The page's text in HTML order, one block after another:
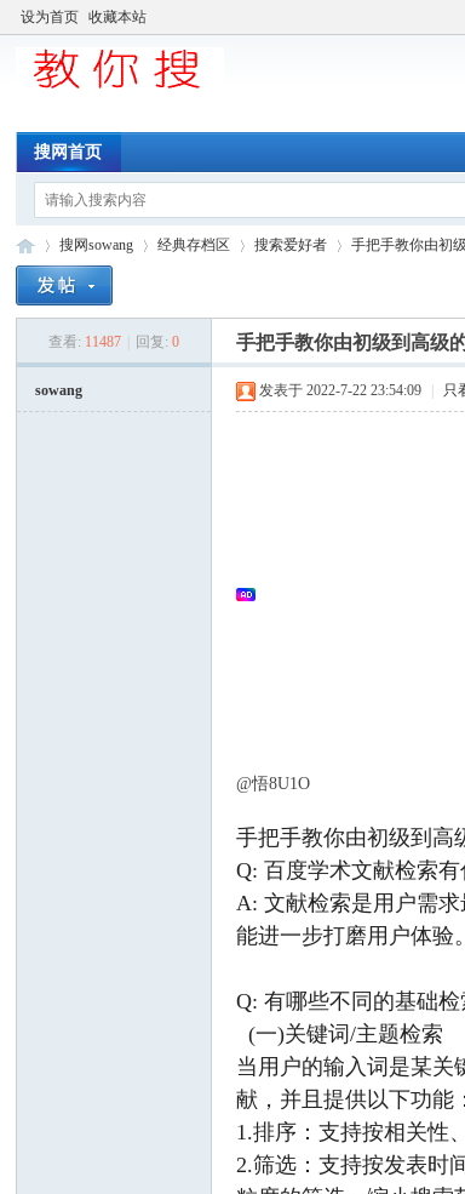
设为首页 收藏本站
搜网首页
搜网sowang
›
经典存档区 搜索爱好者
›
手把手教你由初
查看: 11487 回复: 0 手把手教你由初级到高级
sowang 发表于 2022-7-22 23:54:09 只
@悟8U1O
手把手教你由初级到高
Q: 百度学术文献检索
A: 文献检索是用户需
能进一步打磨用户体验。
Q: 有哪些不同的基础
(一)关键词/主题检索
当用户的输入词是某关
献，并且提供以下功能：
1.排序：支持按相关性
2.筛选：支持按发表时